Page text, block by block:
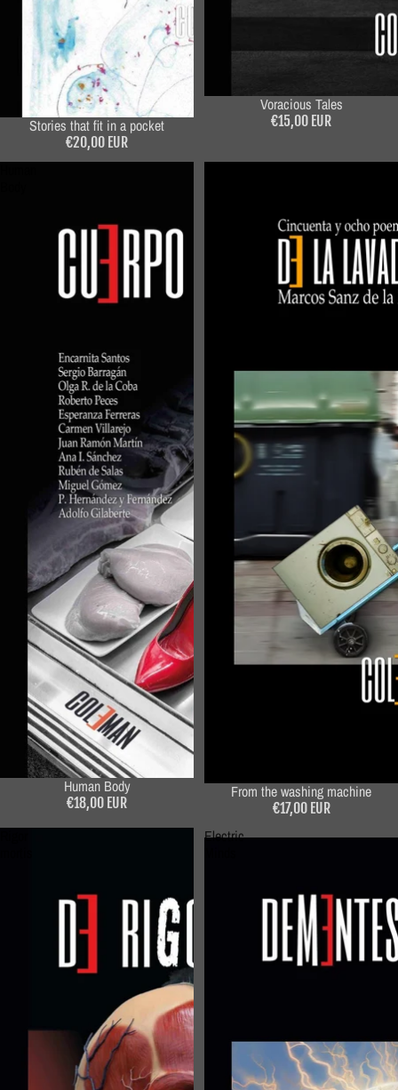
Stories that fit in a pocket
€20,00 EUR
Voracious Tales
€15,00 EUR
Human Body
€18,00 EUR
From the washing machine
€17,00 EUR
Electric